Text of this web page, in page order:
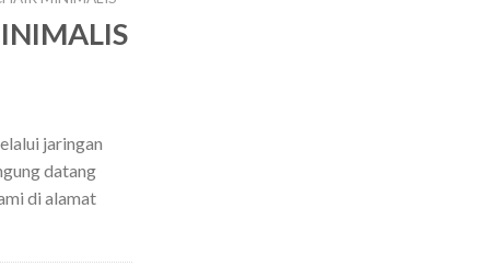
jaringan
datang
di alamat